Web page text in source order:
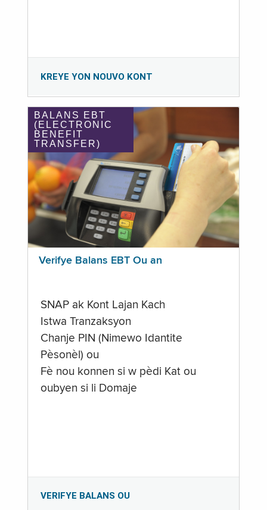
KREYE YON NOUVO KONT
BALANS EBT
(ELECTRONIC
BENEFIT
TRANSFER)
Verifye Balans EBT Ou an
SNAP ak Kont Lajan Kach
Istwa Tranzaksyon
Chanje PIN (Nimewo Idantite
Pèsonèl) ou
Fè nou konnen si w pèdi Kat ou
oubyen si li Domaje
VERIFYE BALANS OU